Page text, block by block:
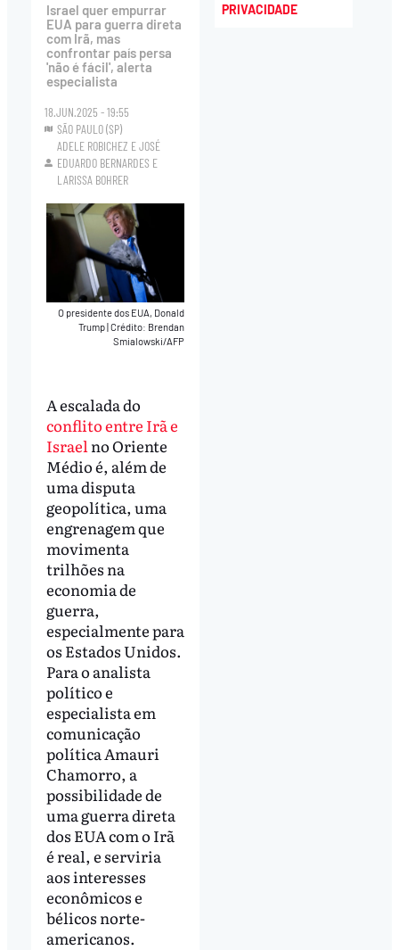
Israel quer empurrar
EUA para guerra direta
com Irã, mas
confrontar país persa
'não é fácil', alerta
especialista
18.JUN.2025 - 19:55
SÃO PAULO (SP)
ADELE ROBICHEZ EJOSÉ
EDUARDO BERNARDES E
LARISSA BOHRER
O presidente dos EUA, Donald
Trump Crédito: Brendan
Smialowski/AFP
A escalada do
conflito entre Irã e
Israel no Oriente
Médio é, além de
uma disputa
geopolítica, uma
engrenagem que
movimenta
trilhões na
economia de
guerra,
especialmente para
os Estados Unidos.
Para o analista
político e
especialista em
comunicação
política Amauri
Chamorro, a
possibilidade de
uma guerra direta
dos EUA com o Irã
é real, e serviria
aos interesses
econômicos e
bélicos norte-
americanos.
PRIVACIDADE